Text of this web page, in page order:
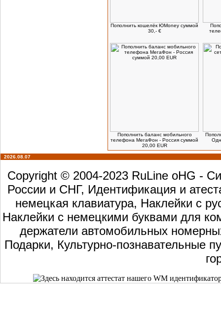
Пополнить кошелёк ЮMoney суммой
30,- €
Пополнить баланс мобильного
телефона МегаФон - Россия суммой
20,00 EUR
2026.08.07
Copyright © 2004-2023 RuLine oHG -
России и СНГ, Идентификация и
немецкая клавиатура, Наклейки с
Наклейки с немецкими буквами для
держатели автомобильных
Подарки, Культурно-познавательные